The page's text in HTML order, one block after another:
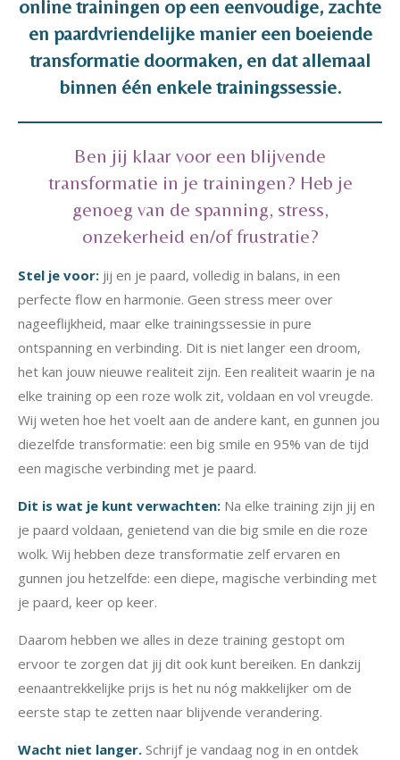
online trainingen op een eenvoudige, zachte
en paardvriendelijke manier een boeiende
transformatie doormaken, en dat allemaal
binnen één enkele trainingssessie.
Ben jij klaar voor een blijvende
transformatie in je trainingen? Heb je
genoeg van de spanning, stress,
onzekerheid en/of frustratie?
Stel je voor: jij en je paard, volledig in balans, in een
perfecte flow en harmonie. Geen stress meer over
nageeflijkheid, maar elke trainingssessie in pure
ontspanning en verbinding. Dit is niet langer een droom,
het kan jouw nieuwe realiteit zijn. Een realiteit waarin je na
elke training op een roze wolk zit, voldaan en vol vreugde.
Wij weten hoe het voelt aan de andere kant, en gunnen jou
diezelfde transformatie: een big smile en 95% van de tijd
een magische verbinding met je paard.
Dit is wat je kunt verwachten: Na elke training zijn jij en
je paard voldaan, genietend van die big smile en die roze
wolk. Wij hebben deze transformatie zelf ervaren en
gunnen jou hetzelfde: een diepe, magische verbinding met
je paard, keer op keer.
Daarom hebben we alles in deze training gestopt om
ervoor te zorgen dat jij dit ook kunt bereiken. En dankzij
eenaantrekkelijke prijs is het nu nóg makkelijker om de
eerste stap te zetten naar blijvende verandering.
Wacht niet langer. Schrijf je vandaag nog in en ontdek